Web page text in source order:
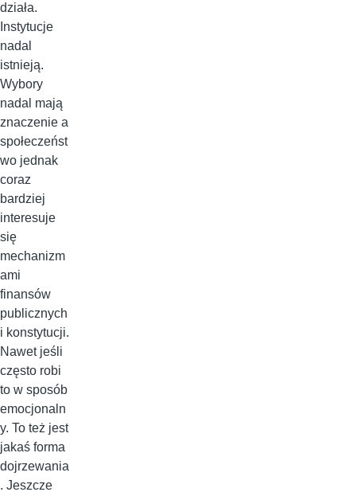
działa.
Instytucje
nadal
istnieją.
Wybory
nadal mają
znaczenie a
społeczeńst
wo jednak
coraz
bardziej
interesuje
się
mechanizm
ami
finansów
publicznych
i konstytucji.
Nawet jeśli
często robi
to w sposób
emocjonaln
y. To też jest
jakaś forma
dojrzewania
. Jeszcze